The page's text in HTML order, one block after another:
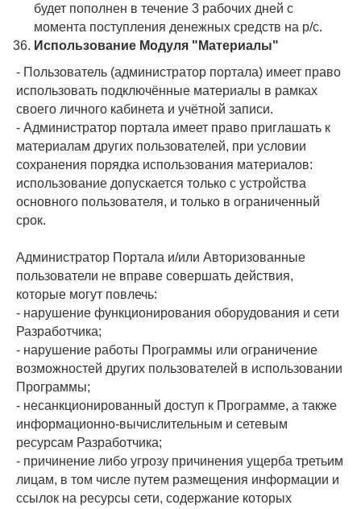
будет пополнен в течение 3 рабочих дней с
момента поступления денежных средств на р/с.
Использование Модуля "Материалы"
- Пользователь (администратор портала) имеет право
использовать подключённые материалы в рамках
своего личного кабинета и учётной записи.
- Администратор портала имеет право приглашать к
материалам других пользователей, при условии
сохранения порядка использования материалов:
использование допускается только с устройства
основного пользователя, и только в ограниченный
срок.
Администратор Портала и/или Авторизованные
пользователи не вправе совершать действия,
которые могут повлечь:
- нарушение функционирования оборудования и сети
Разработчика;
- нарушение работы Программы или ограничение
возможностей других пользователей в использовании
Программы;
- несанкционированный доступ к Программе, а также
информационно-вычислительным и сетевым
ресурсам Разработчика;
- причинение либо угрозу причинения ущерба третьим
лицам, в том числе путем размещения информации и
ссылок на ресурсы сети, содержание которых